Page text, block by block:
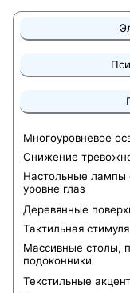
Многоуровневое
Снижение
Настольные лампы
уровне глаз
Деревянные
Тактильная
Массивные столы,
подоконники
Текстильные